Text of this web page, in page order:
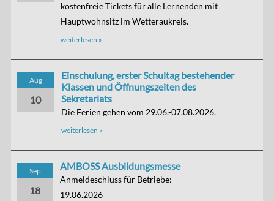
kostenfreie Tickets für alle Lernenden mit
Hauptwohnsitz im Wetteraukreis.
weiterlesen »
Aug
10
Einschulung, erster Schultag bestehender
Klassen und Öffnungszeiten des
Sekretariats
Die Ferien gehen vom 29.06.-07.08.2026.
weiterlesen »
Sep
18
AMBOSS Ausbildungsmesse
Anmeldeschluss für Betriebe:
19.06.2026